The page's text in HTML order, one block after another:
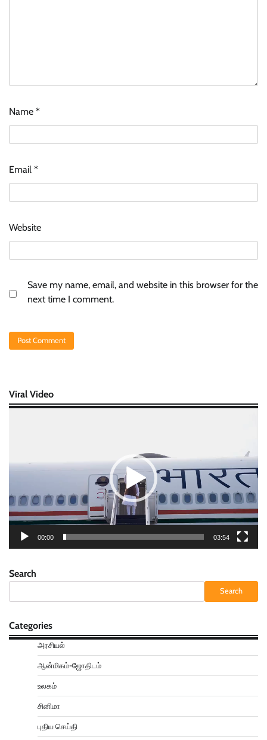
Name *
Email *
Website
Save my name, email, and website in this browser for the
next time I comment.
Viral Video
00:00 03:54
Search
Search
Categories
அரசியல்
ஆன்மிகம்-ஜோதிடம்
உலகம்
சினிமா
புதிய செய்தி